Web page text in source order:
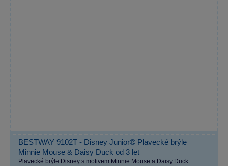
BESTWAY 9102T - Disney Junior® Plavecké brýle
Minnie Mouse & Daisy Duck od 3 let
Plavecké brýle Disney s motivem Minnie Mouse a Daisy Duck...